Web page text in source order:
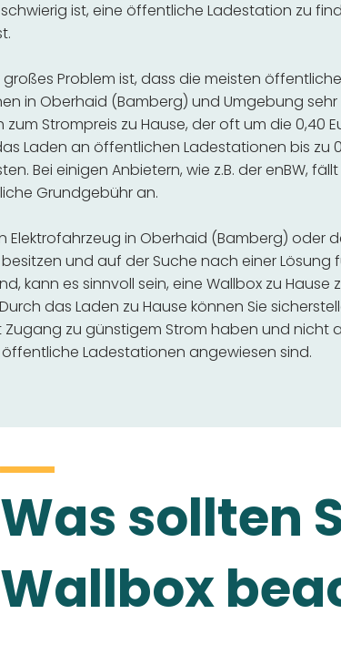
ist, eine öffentliche Ladestation zu
großes Problem ist, dass die meisten
in Oberhaid (Bamberg) und Umgebung sehr
zum Strompreis zu Hause, der oft um die 0,40
Laden an öffentlichen Ladestationen bis zu
Bei einigen Anbietern, wie z.B. der enBW,
Grundgebühr an.
Elektrofahrzeug in Oberhaid (Bamberg) oder
und auf der Suche nach einer Lösung
kann es sinnvoll sein, eine Wallbox zu Hause
das Laden zu Hause können Sie
Zugang zu günstigem Strom haben und nicht
Ladestationen angewiesen sind.
Was sollten
Wallbox